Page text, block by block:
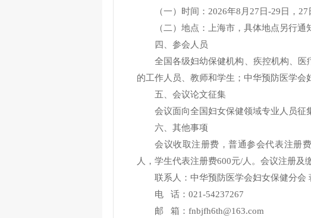
（一）时间：2026年8月27日-29日，
（二）地点：上海市，具体地点另行通
四、参会人员
全国各级妇幼保健机构、疾控机构、
的工作人员、教师和学生；中华预防医学会
五、会议论文征集
会议面向全国妇女保健领域专业人员征
六、其他事项
会议收取注册费，普通参会代表注册
人，学生代表注册费600元/人。会议注册及
联系人：中华预防医学会妇女保健分会
电 话：021-54237267
邮 箱：fnbjfh6th@163.com